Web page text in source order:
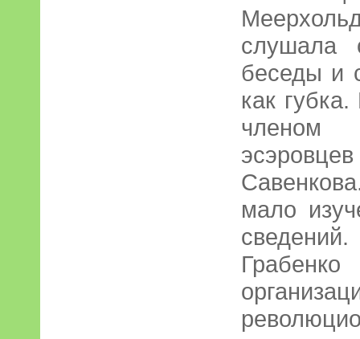
слушала
беседы и
как
членом
мало